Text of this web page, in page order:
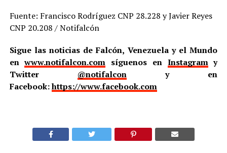
Fuente: Francisco Rodríguez CNP 28.228 y Javier Reyes
CNP 20.208 / Notifalcón
Sigue las noticias de Falcón, Venezuela y el Mundo
enwww.notifalcon.com síguenos en Instagramy
Twitter @notifalcony en
Facebook:https://www.facebook.com